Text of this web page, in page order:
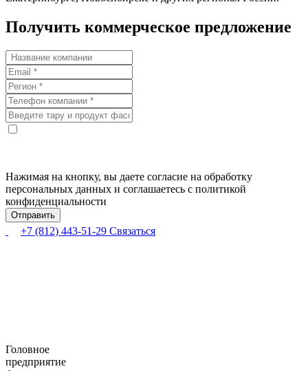
Получить коммерческое предложение
Нажимая на кнопку, вы даете согласие на обработку
персональных данных и соглашаетесь с политикой
конфиденциальности
+7 (812) 443-51-29 Связаться
Головное
предприятие